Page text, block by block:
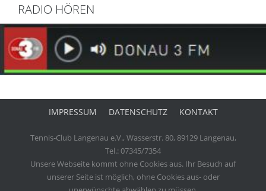
RADIO HÖREN
IMPRESSUM DATENSCHUTZ KONTAKT
Tennis-Club Langenau e.V., Wasserstr. 80, 89129 Langenau,
Tel.: 07345/7354
Unsere Webseite kommt ohne Cookies aus. Ihr Besuch auf
unserer Seite ist möglich, ohne Cookies aus- oder